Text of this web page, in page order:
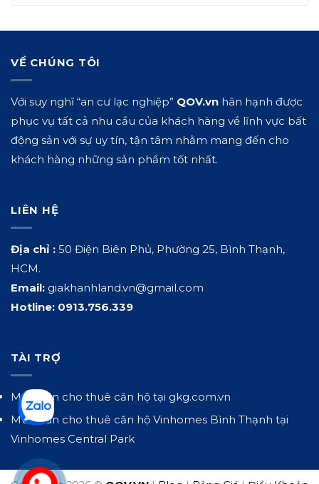
VỀ CHÚNG TÔI
Với suy nghĩ “an cư lạc nghiệp” QOV.vn hân hạnh được
phục vụ tất cả nhu cầu của khách hàng về lĩnh vực bất
động sản với sự uy tín, tận tâm nhằm mang đến cho
khách hàng những sản phẩm tốt nhất.
LIÊN HỆ
Địa chỉ : 50 Điện Biên Phủ, Phường 25, Bình Thạnh,
HCM.
Email: giakhanhland.vn@gmail.com
Hotline: 0913.756.339
TÀI TRỢ
Mua bán cho thuê căn hộ tại gkg.com.vn
Mua bán cho thuê căn hộ Vinhomes Bình Thạnh tại
Vinhomes Central Park